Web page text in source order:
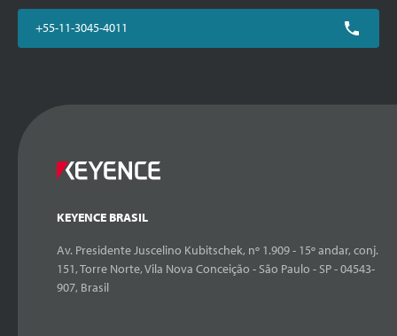
+55-11-3045-4011
KEYENCE BRASIL
Av. Presidente Juscelino Kubitschek, nº 1.909 - 15º andar, conj.
151, Torre Norte, Vila Nova Conceição - São Paulo - SP - 04543-
907, Brasil